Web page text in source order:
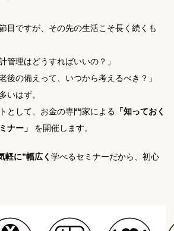
目ですが、その先の生活こそ長く続くも
管理はどうすればいいの？」
後の備えって、いつから考えるべき？」
いはず。
として、お金の専門家による 「知っておく
ナー」
を開催します。
軽に”幅広く学べるセミナーだから、初心